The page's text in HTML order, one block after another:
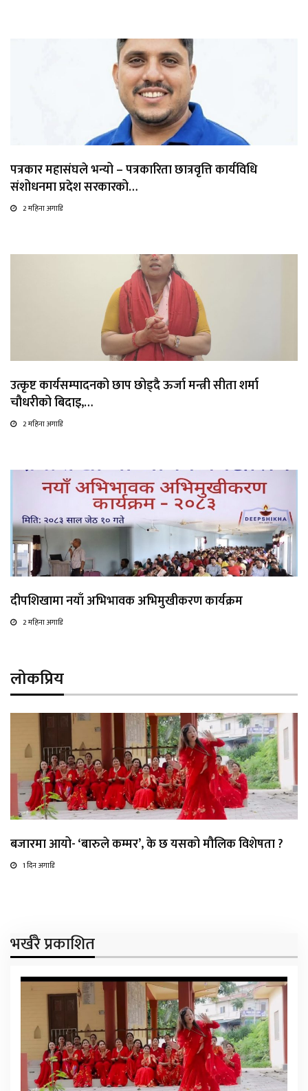
पत्रकार महासंघले भन्यो – पत्रकारिता छात्रवृत्ति कार्यविधि
संशोधनमा प्रदेश सरकारको…
2 महिना अगाडि
उत्कृष्ट कार्यसम्पादनको छाप छोड्दै ऊर्जा मन्त्री सीता शर्मा
चौधरीको बिदाइ,…
2 महिना अगाडि
दीपशिखामा नयाँ अभिभावक अभिमुखीकरण कार्यक्रम
2 महिना अगाडि
लोकप्रिय
बजारमा आयो- ‘बारुले कम्मर’, के छ यसको मौलिक विशेषता ?
1 दिन अगाडि
भर्खरै प्रकाशित